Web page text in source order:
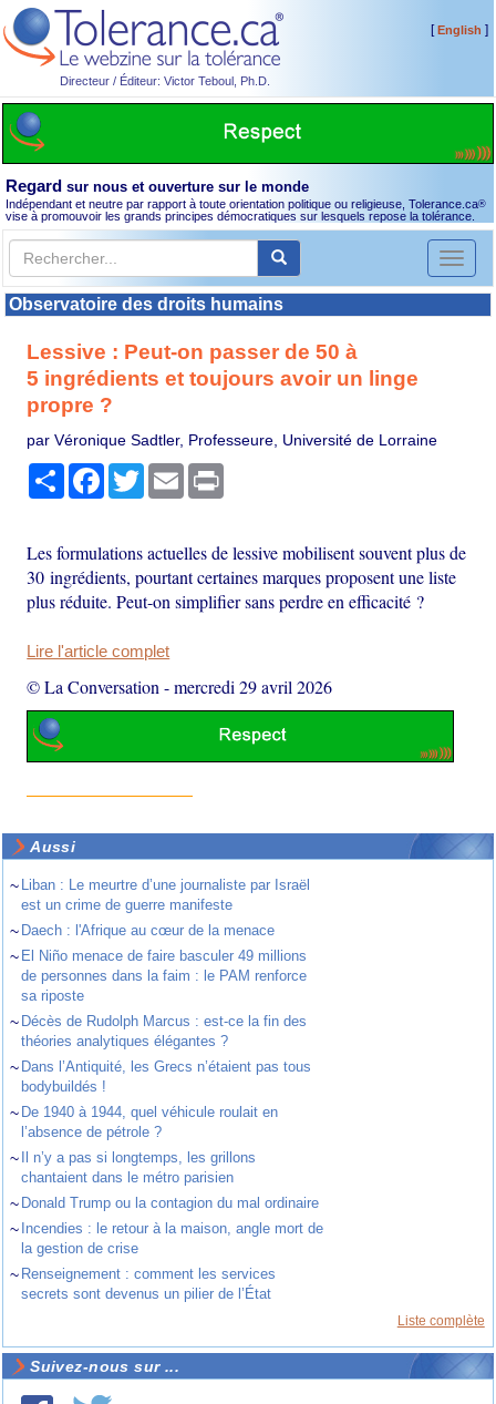
Directeur / Éditeur: Victor Teboul, Ph.D.
[English ]
Regard sur nous et ouverture sur le monde
Indépendant et neutre par rapport à toute orientation politique ou religieuse, Tolerance.ca®
vise à promouvoir les grands principes démocratiques sur lesquels repose la tolérance.
Toggle
Observatoire des droits humains
Lessive : Peut-on passer de 50 à
5 ingrédients et toujours avoir un linge
propre ?
par Véronique Sadtler, Professeure, Université de Lorraine
PartagerFacebook
TwitterEmail
Les formulations actuelles de lessive mobilisent souvent plus de
30 ingrédients, pourtant certaines marques proposent une liste
plus réduite. Peut-on simplifier sans perdre en efficacité ?
Lire l'article complet
© La Conversation -mercredi 29 avril 2026
Aussi
~ Liban : Le meurtre d’une journaliste par Israël
est un crime de guerre manifeste
~ Daech : l'Afrique au cœur de la menace
~ El Niño menace de faire basculer 49 millions
de personnes dans la faim : le PAM renforce
sa riposte
~ Décès de Rudolph Marcus : est-ce la fin des
théories analytiques élégantes ?
~ Dans l’Antiquité, les Grecs n’étaient pas tous
bodybuildés !
~ De 1940 à 1944, quel véhicule roulait en
l’absence de pétrole ?
~
Il n’y a pas si longtemps, les grillons
chantaient dans le métro parisien
~ Donald Trump ou la contagion du mal ordinaire
~ Incendies : le retour à la maison, angle mort de
la gestion de crise
~ Renseignement : comment les services
secrets sont devenus un pilier de l’État
Liste complète
Suivez-nous sur ...